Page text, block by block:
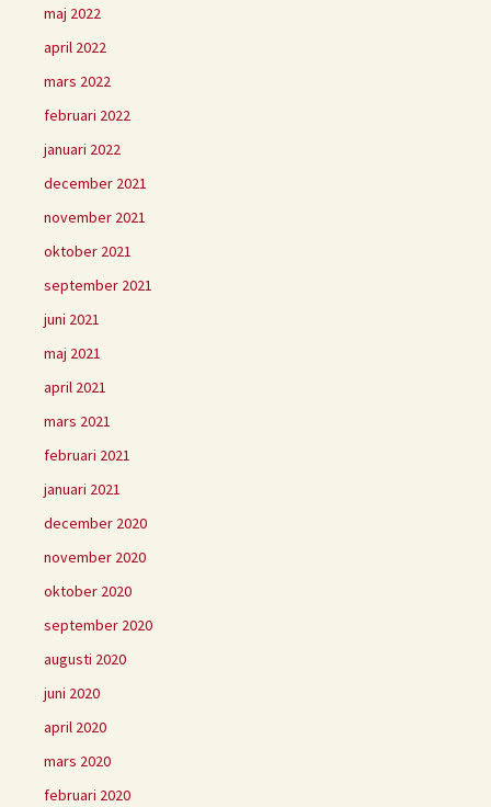
maj 2022
april 2022
mars 2022
februari 2022
januari 2022
december 2021
november 2021
oktober 2021
september 2021
juni 2021
maj 2021
april 2021
mars 2021
februari 2021
januari 2021
december 2020
november 2020
oktober 2020
september 2020
augusti 2020
juni 2020
april 2020
mars 2020
februari 2020